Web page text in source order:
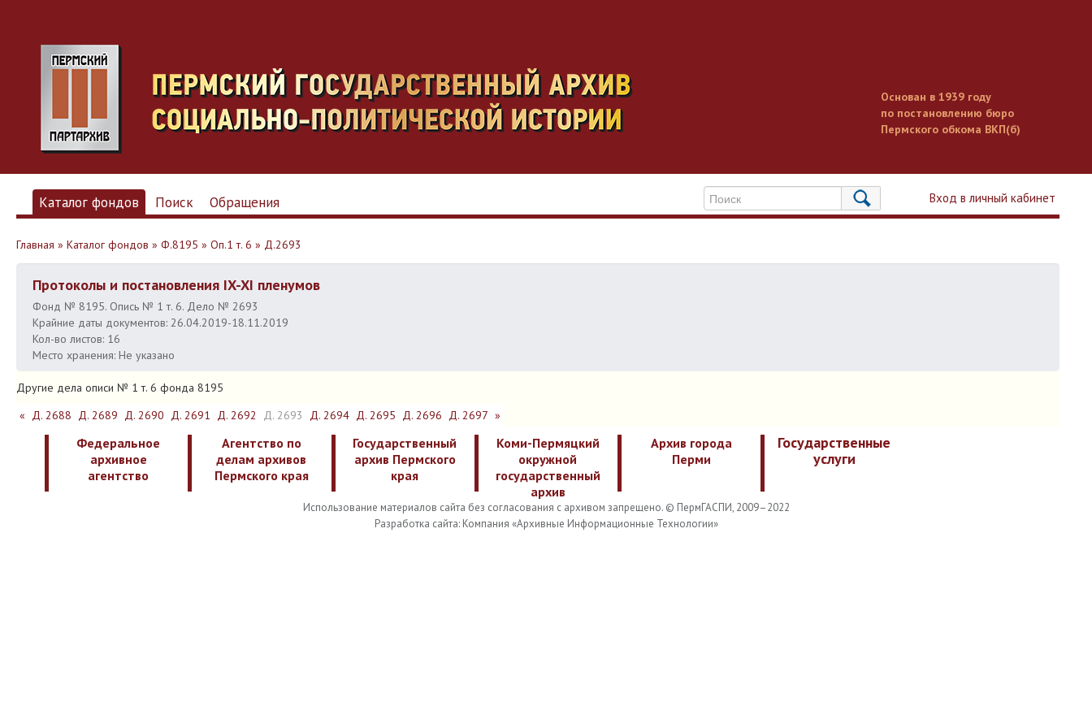
Основан в 1939 году
по постановлению бюро
Пермского обкома ВКП(б)
Вход в личный кабинет
Каталог фондов Поиск Обращения
Главная » Каталог фондов » Ф.8195 » Оп.1 т. 6 » Д.2693
Протоколы и постановления IX-XI пленумов
Фонд № 8195. Опись № 1 т. 6. Дело № 2693
Крайние даты документов: 26.04.2019-18.11.2019
Кол-во листов: 16
Место хранения: Не указано
Другие дела описи № 1 т. 6 фонда 8195
« Д. 2688 Д. 2689 Д. 2690 Д. 2691 Д. 2692 Д. 2693 Д. 2694 Д. 2695 Д. 2696 Д. 2697 »
Федеральное
архивное
агентство
Агентство по
делам архивов
Пермского края
Государственный
архив Пермского
края
Коми-Пермяцкий
окружной
государственный
архив
Архив города
Перми
Государственные
услуги
Использование материалов сайта без согласования с архивом запрещено. © ПермГАСПИ, 2009–2022
Разработка сайта: Компания «Архивные Информационные Технологии»